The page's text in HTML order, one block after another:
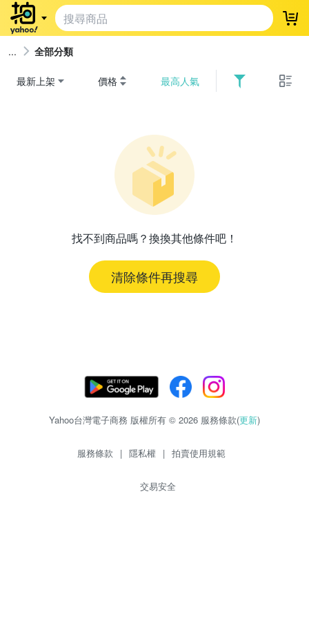
登
全部分類
最新上架 價格 最高人氣
找不到商品嗎？換換其他條件吧！
清除條件再搜尋
Yahoo台灣電子商務 版權所有 © 2026 服務條款(更新)
服務條款 | 隱私權 | 拍賣使用規範
交易安全